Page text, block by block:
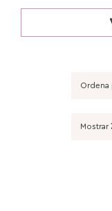
Ordena
Mostrar